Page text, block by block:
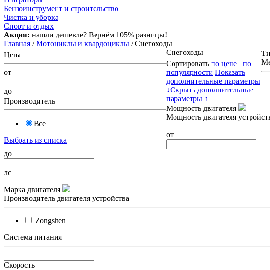
Бензоинструмент и строительство
Чистка и уборка
Спорт и отдых
Акция: нашли дешевле? Вернём 105% разницы!
Главная /Мотоциклы и квардоциклы / Снегоходы
Снегоходы
Цена
от
до
Производитель
Все
Выбрать из списка
Сортировать по цене
по
популярности Показать
дополнительные параметры
↓Скрыть дополнительные
параметры ↑
Мощность двигателя
Мощность двигателя
от
до
лс
Марка двигателя
Производитель двигателя устройства
Zongshen
Система питания
Скорость